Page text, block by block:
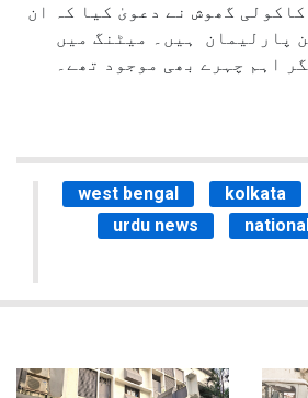
گھوش نے دعویٰ کیا کہ ان
اراکین پارلیمان ہیں۔ میٹنگ میں
اہم چہرے بھی موجود تھے۔
west bengal kolkata
urdu news